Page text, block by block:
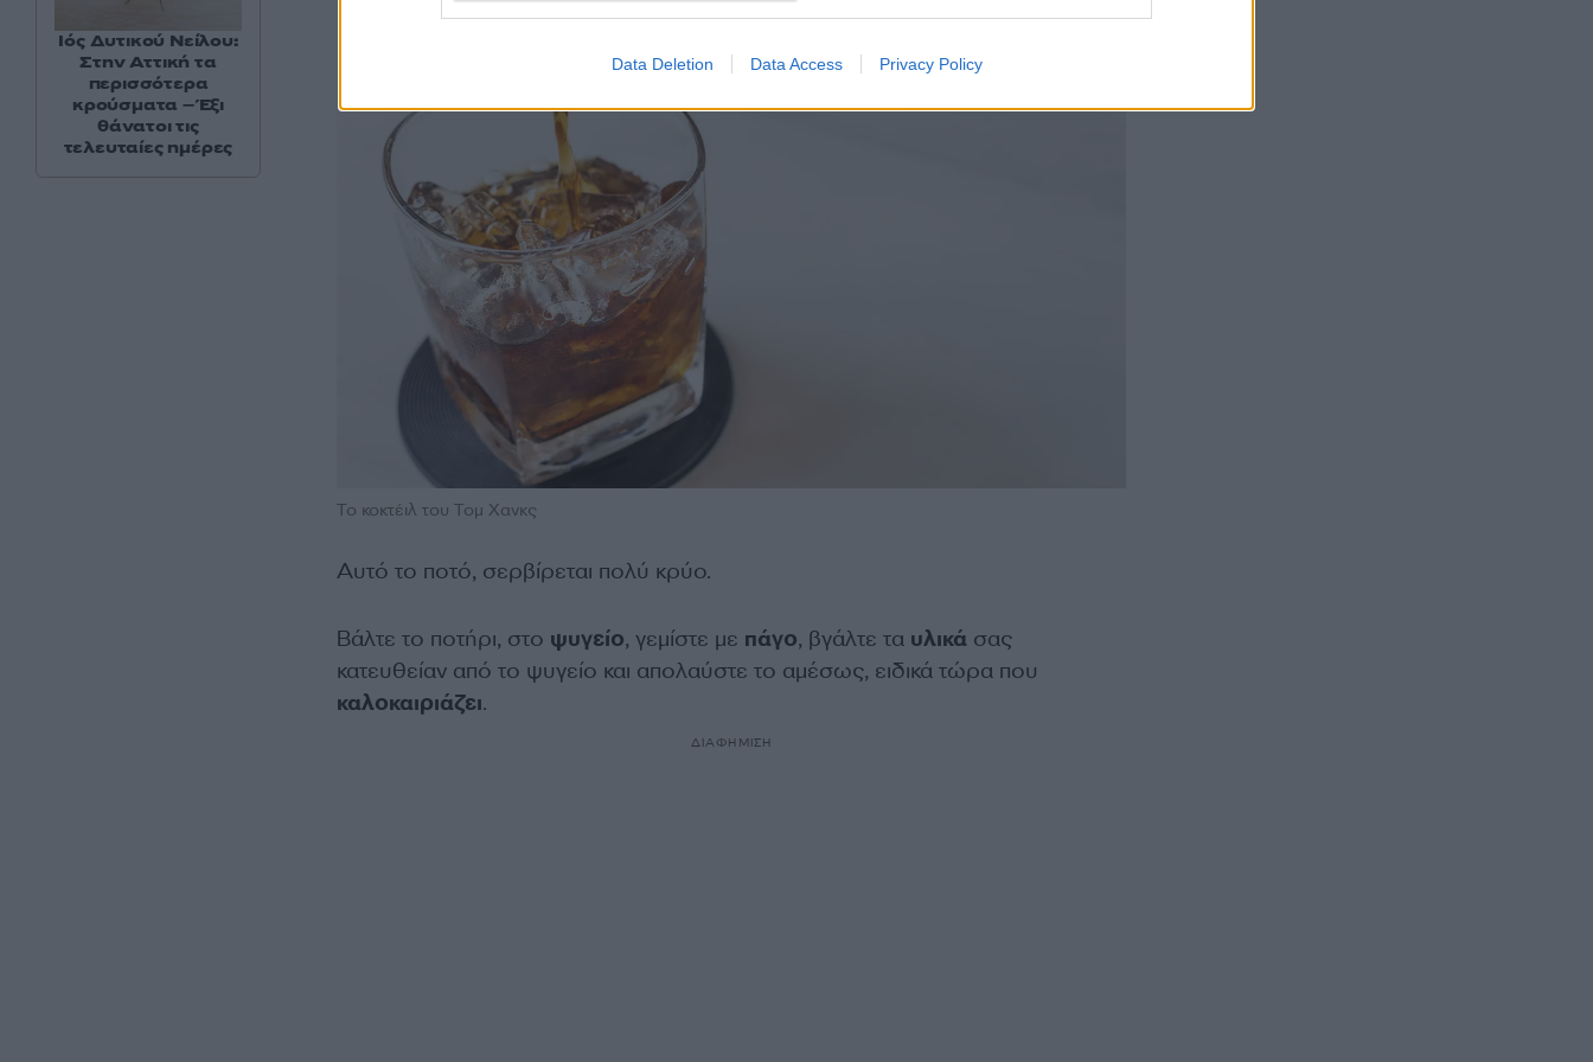
Data Deletion Data Access Privacy Policy
Το κοκτέιλ του Τομ Χανκς
Αυτό το ποτό, σερβίρεται πολύ κρύο.
Βάλτε το ποτήρι, στο ψυγείο, γεμίστε με πάγο, βγάλτε τα υλικάσας
κατευθείαν από το ψυγείο και απολαύστε το αμέσως, ειδικά τώρα που
καλοκαιριάζει.
ΔΙΑΦΗΜΙΣΗ
Ιός Δυτικού Νείλου:
Στην Αττική τα
περισσότερα
κρούσματα – Έξι
θάνατοι τις
τελευταίες ημέρες